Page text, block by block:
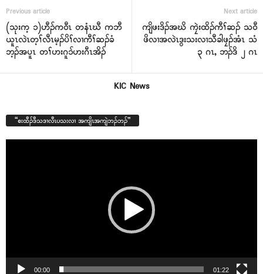
Previous article
(သုးက့ ၁)ဟီၣ်ကဝီၤ တနံၤဃီ ကဘီ
ယူၤလဲၤတ့ၢ်လီၤမ့ၣ်ပိၢ်လၢကီၢ်ဆၣ်ခံ
ဘ့ၣ်အပူၤ တၢ်ဟးဂူၥ်ဟးဂီၤအိၣ်
Next article
ကျိဖးဒိၣ်အဃိ ကၠဲးထိၣ်ကီၢ်ဆၣ် သဝီ
ဖိလၢအလဲၤဒွးသးလၢသီခါဖၠၣ်အံၤ သံ
၃ ဂၤ, ဘၣ်ဒိ ၂ ဂၤ
KIC News
“စးထီၣ်ဒီသဒၢလီၤပသးလၢ အကျိၤအကျဲဘၣ်ဘၣ်”
00:00 01:22